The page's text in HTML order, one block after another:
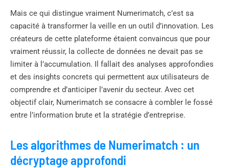
Mais ce qui distingue vraiment Numerimatch, c’est sa
capacité à transformer la veille en un outil d’innovation. Les
créateurs de cette plateforme étaient convaincus que pour
vraiment réussir, la collecte de données ne devait pas se
limiter à l’accumulation. Il fallait des analyses approfondies
et des insights concrets qui permettent aux utilisateurs de
comprendre et d’anticiper l’avenir du secteur. Avec cet
objectif clair, Numerimatch se consacre à combler le fossé
entre l’information brute et la stratégie d’entreprise.
Les algorithmes de Numerimatch : un
décryptage approfondi